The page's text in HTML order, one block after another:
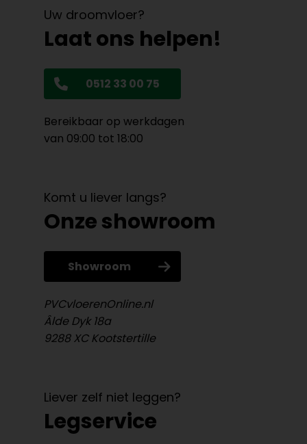
Uw droomvloer?
Laat ons helpen!
0512 33 00 75
Bereikbaar op werkdagen
van 09:00 tot 18:00
Komt u liever langs?
Onze showroom
Showroom
PVCvloerenOnline.nl
Âlde Dyk 18a
9288 XC Kootstertille
Liever zelf niet leggen?
Legservice